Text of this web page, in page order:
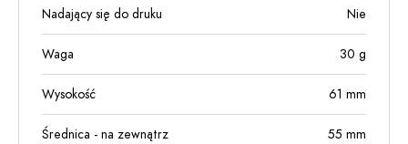
Nadający się do druku Nie
Waga 30 g
Wysokość 61 mm
Średnica - na zewnątrz 55 mm